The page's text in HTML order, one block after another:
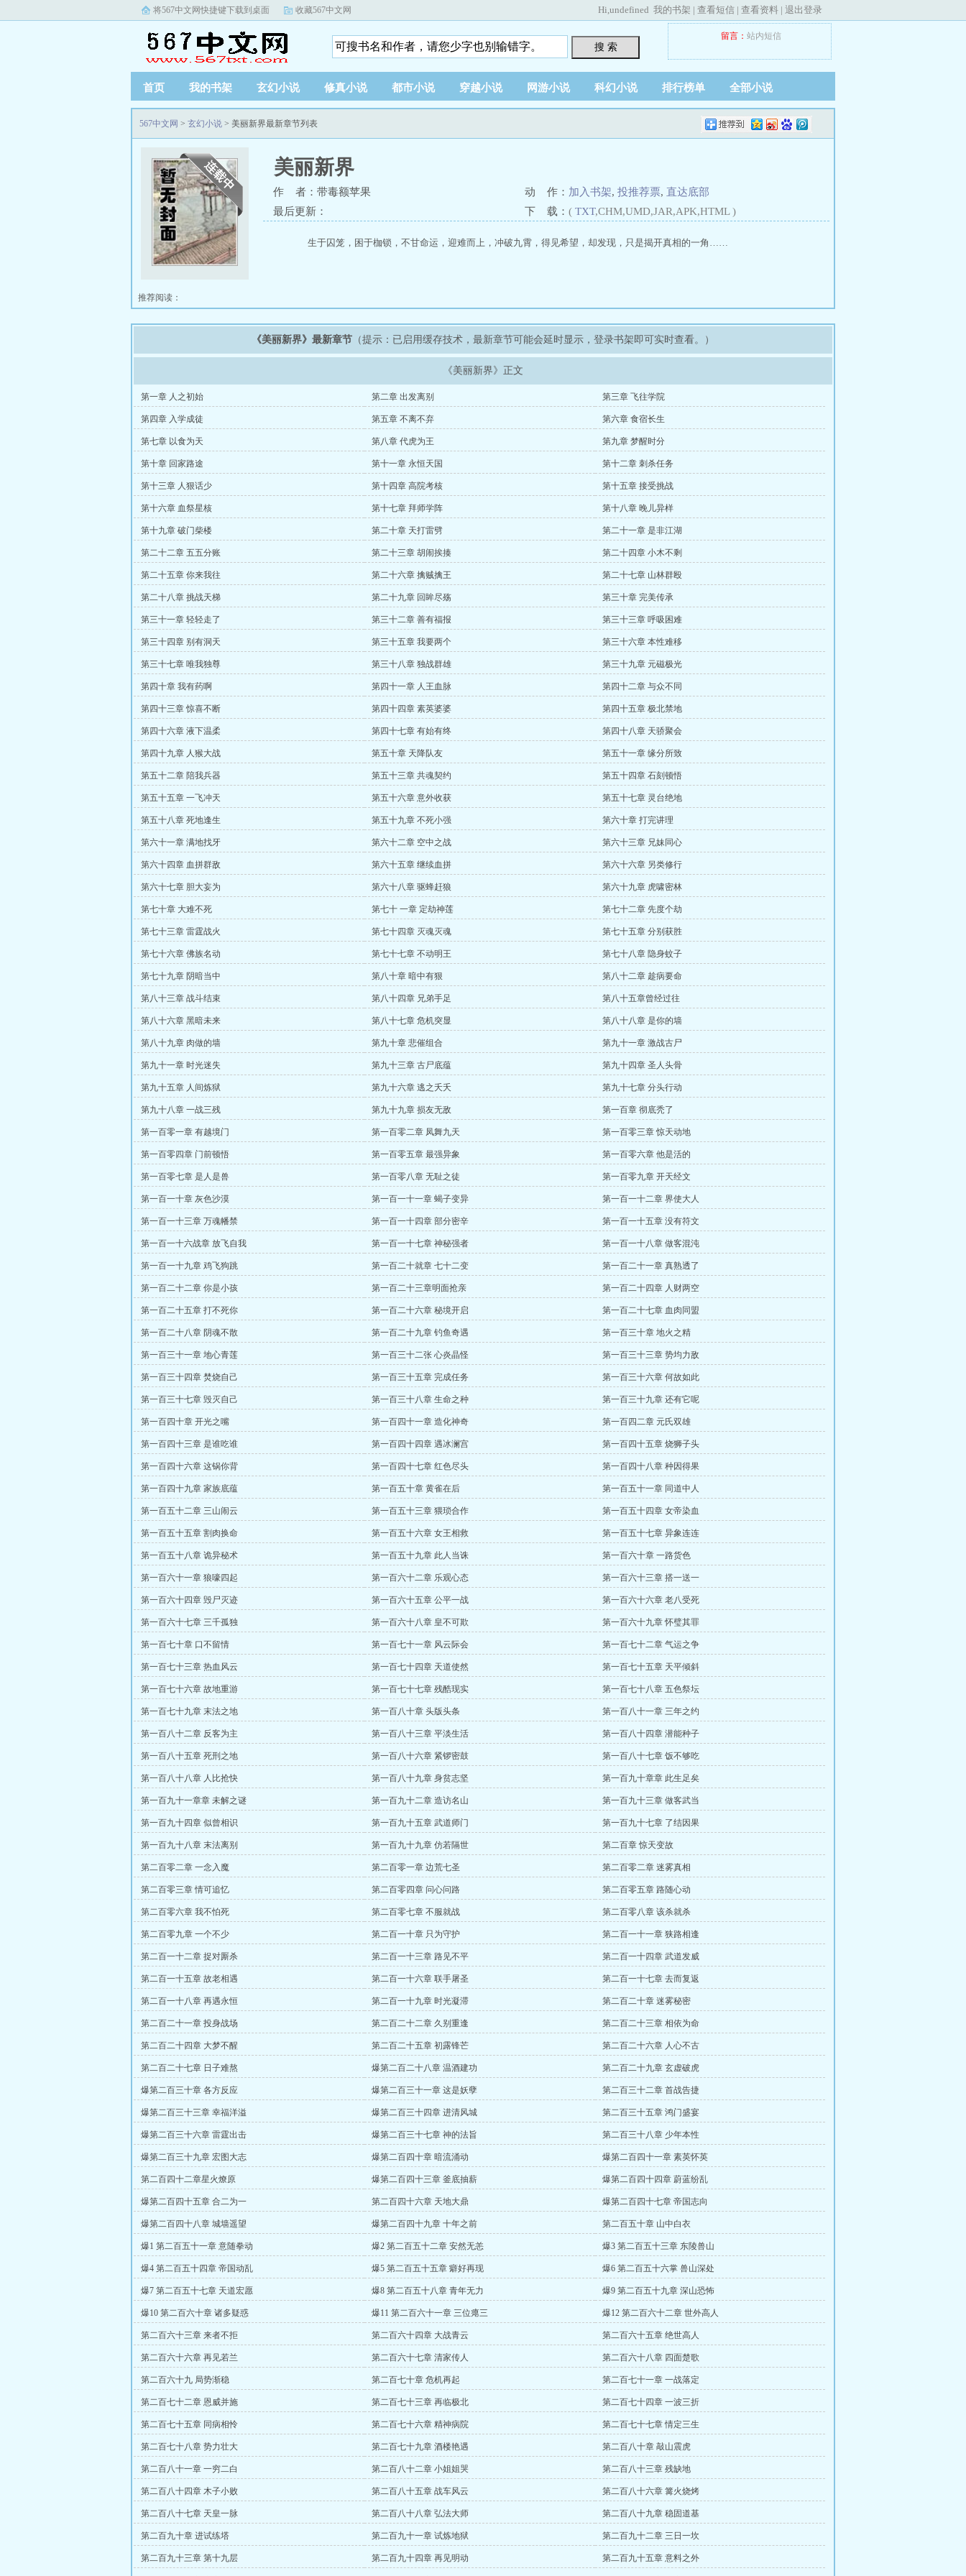
将567中文网快捷键下载到桌面 收藏567中文网 Hi,undefined 我的书架 | 查看短信 | 查看资料 | 退出登录
搜 索
留言： 站内短信
首页 我的书架 玄幻小说 修真小说 都市小说 穿越小说 网游小说 科幻小说 排行榜单 全部小说
567中文网 > 玄幻小说 > 美丽新界最新章节列表
美丽新界
作 者：带毒额苹果 动 作： 加入书架, 投推荐票, 直达底部
最后更新：
下 载： ( TXT,CHM,UMD,JAR,APK,HTML )
生于囚笼，困于枷锁，不甘命运，迎难而上，冲破九霄，得见希望，却发现，只是揭开真相的一角……
推荐阅读：
《美丽新界》最新章节 （提示：已启用缓存技术，最新章节可能会延时显示，登录书架即可实时查看。）
《美丽新界》正文
第一章 人之初始 第二章 出发离别 第三章 飞往学院
第四章 入学成徒 第五章 不离不弃 第六章 食宿长生
第七章 以食为天 第八章 代虎为王 第九章 梦醒时分
第十章 回家路途 第十一章 永恒天国 第十二章 刺杀任务
第十三章 人狠话少 第十四章 高院考核 第十五章 接受挑战
第十六章 血祭星核 第十七章 拜师学阵 第十八章 晚儿异样
第十九章 破门柴楼 第二十章 天打雷劈 第二十一章 是非江湖
第二十二章 五五分账 第二十三章 胡闹挨揍 第二十四章 小木不剩
第二十五章 你来我往 第二十六章 擒贼擒王 第二十七章 山林群殴
第二十八章 挑战天梯 第二十九章 回眸尽殇 第三十章 完美传承
第三十一章 轻轻走了 第三十二章 善有福报 第三十三章 呼吸困难
第三十四章 别有洞天 第三十五章 我要两个 第三十六章 本性难移
第三十七章 唯我独尊 第三十八章 独战群雄 第三十九章 元磁极光
第四十章 我有药啊 第四十一章 人王血脉 第四十二章 与众不同
第四十三章 惊喜不断 第四十四章 素英婆婆 第四十五章 极北禁地
第四十六章 液下温柔 第四十七章 有始有终 第四十八章 天骄聚会
第四十九章 人猴大战 第五十章 天降队友 第五十一章 缘分所致
第五十二章 陪我兵器 第五十三章 共魂契约 第五十四章 石刻顿悟
第五十五章 一飞冲天 第五十六章 意外收获 第五十七章 灵台绝地
第五十八章 死地逢生 第五十九章 不死小强 第六十章 打完讲理
第六十一章 满地找牙 第六十二章 空中之战 第六十三章 兄妹同心
第六十四章 血拼群敌 第六十五章 继续血拼 第六十六章 另类修行
第六十七章 胆大妄为 第六十八章 驱蜂赶狼 第六十九章 虎啸密林
第七十章 大难不死 第七十 一章 定劫神莲 第七十二章 先度个劫
第七十三章 雷霆战火 第七十四章 灭魂灭魂 第七十五章 分别获胜
第七十六章 佛族名动 第七十七章 不动明王 第七十八章 隐身蚊子
第七十九章 阴暗当中 第八十章 暗中有狠 第八十二章 趁病要命
第八十三章 战斗结束 第八十四章 兄弟手足 第八十五章曾经过往
第八十六章 黑暗未来 第八十七章 危机突显 第八十八章 是你的墙
第八十九章 肉做的墙 第九十章 悲催组合 第九十一章 激战古尸
第九十一章 时光迷失 第九十三章 古尸底蕴 第九十四章 圣人头骨
第九十五章 人间炼狱 第九十六章 逃之夭夭 第九十七章 分头行动
第九十八章 一战三残 第九十九章 损友无敌 第一百章 彻底秃了
第一百零一章 有越境门 第一百零二章 凤舞九天 第一百零三章 惊天动地
第一百零四章 门前顿悟 第一百零五章 最强异象 第一百零六章 他是活的
第一百零七章 是人是兽 第一百零八章 无耻之徒 第一百零九章 开天经文
第一百一十章 灰色沙漠 第一百一十一章 蝎子变异 第一百一十二章 界使大人
第一百一十三章 万魂幡禁 第一百一十四章 部分密辛 第一百一十五章 没有符文
第一百一十六战章 放飞自我 第一百一十七章 神秘强者 第一百一十八章 做客混沌
第一百一十九章 鸡飞狗跳 第一百二十就章 七十二变 第一百二十一章 真熟透了
第一百二十二章 你是小孩 第一百二十三章明面抢亲 第一百二十四章 人财两空
第一百二十五章 打不死你 第一百二十六章 秘境开启 第一百二十七章 血肉同盟
第一百二十八章 阴魂不散 第一百二十九章 钓鱼奇遇 第一百三十章 地火之精
第一百三十一章 地心青莲 第一百三十二张 心炎晶怪 第一百三十三章 势均力敌
第一百三十四章 焚烧自己 第一百三十五章 完成任务 第一百三十六章 何故如此
第一百三十七章 毁灭自己 第一百三十八章 生命之种 第一百三十九章 还有它呢
第一百四十章 开光之嘴 第一百四十一章 造化神奇 第一百四二章 元氏双雄
第一百四十三章 是谁吃谁 第一百四十四章 遇冰澜宫 第一百四十五章 烧狮子头
第一百四十六章 这锅你背 第一百四十七章 红色尽头 第一百四十八章 种因得果
第一百四十九章 家族底蕴 第一百五十章 黄雀在后 第一百五十一章 同道中人
第一百五十二章 三山闹云 第一百五十三章 猥琐合作 第一百五十四章 女帝染血
第一百五十五章 割肉换命 第一百五十六章 女王相救 第一百五十七章 异象连连
第一百五十八章 诡异秘术 第一百五十九章 此人当诛 第一百六十章 一路货色
第一百六十一章 狼嚎四起 第一百六十二章 乐观心态 第一百六十三章 搭一送一
第一百六十四章 毁尸灭迹 第一百六十五章 公平一战 第一百六十六章 老八受死
第一百六十七章 三千孤独 第一百六十八章 皇不可欺 第一百六十九章 怀璧其罪
第一百七十章 口不留情 第一百七十一章 风云际会 第一百七十二章 气运之争
第一百七十三章 热血风云 第一百七十四章 天道使然 第一百七十五章 天平倾斜
第一百七十六章 故地重游 第一百七十七章 残酷现实 第一百七十八章 五色祭坛
第一百七十九章 末法之地 第一百八十章 头版头条 第一百八十一章 三年之约
第一百八十二章 反客为主 第一百八十三章 平淡生活 第一百八十四章 潜能种子
第一百八十五章 死刑之地 第一百八十六章 紧锣密鼓 第一百八十七章 饭不够吃
第一百八十八章 人比抢快 第一百八十九章 身贫志坚 第一百九十章章 此生足矣
第一百九十一章章 未解之谜 第一百九十二章 造访名山 第一百九十三章 做客武当
第一百九十四章 似曾相识 第一百九十五章 武道师门 第一百九十七章 了结因果
第一百九十八章 末法离别 第一百九十九章 仿若隔世 第二百章 惊天变故
第二百零二章 一念入魔 第二百零一章 边荒七圣 第二百零二章 迷雾真相
第二百零三章 情可追忆 第二百零四章 问心问路 第二百零五章 路随心动
第二百零六章 我不怕死 第二百零七章 不服就战 第二百零八章 该杀就杀
第二百零九章 一个不少 第二百一十章 只为守护 第二百一十一章 狭路相逢
第二百一十二章 捉对厮杀 第二百一十三章 路见不平 第二百一十四章 武道发威
第二百一十五章 故老相遇 第二百一十六章 联手屠圣 第二百一十七章 去而复返
第二百一十八章 再遇永恒 第二百一十九章 时光凝滞 第二百二十章 迷雾秘密
第二百二十一章 投身战场 第二百二十二章 久别重逢 第二百二十三章 相依为命
第二百二十四章 大梦不醒 第二百二十五章 初露锋芒 第二百二十六章 人心不古
第二百二十七章 日子难熬 爆第二百二十八章 温酒建功 第二百二十九章 玄虚破虎
爆第二百三十章 各方反应 爆第二百三十一章 这是妖孽 第二百三十二章 首战告捷
爆第二百三十三章 幸福洋溢 爆第二百三十四章 进清风城 第二百三十五章 鸿门盛宴
爆第二百三十六章 雷霆出击 爆第二百三十七章 神的法旨 第二百三十八章 少年本性
爆第二百三十九章 宏图大志 爆第二百四十章 暗流涌动 爆第二百四十一章 素英怀英
第二百四十二章星火燎原 爆第二百四十三章 釜底抽薪 爆第二百四十四章 蔚蓝纷乱
爆第二百四十五章 合二为一 第二百四十六章 天地大鼎 爆第二百四十七章 帝国志向
爆第二百四十八章 城墙遥望 爆第二百四十九章 十年之前 第二百五十章 山中白衣
爆1 第二百五十一章 意随拳动 爆2 第二百五十二章 安然无恙 爆3 第二百五十三章 东陵兽山
爆4 第二百五十四章 帝国动乱 爆5 第二百五十五章 癖好再现 爆6 第二百五十六掌 兽山深处
爆7 第二百五十七章 天道宏愿 爆8 第二百五十八章 青年无力 爆9 第二百五十九章 深山恐怖
爆10 第二百六十章 诸多疑惑 爆11 第二百六十一章 三位瘪三 爆12 第二百六十二章 世外高人
第二百六十三章 来者不拒 第二百六十四章 大战青云 第二百六十五章 绝世高人
第二百六十六章 再见若兰 第二百六十七章 清家传人 第二百六十八章 四面楚歌
第二百六十九 局势渐稳 第二百七十章 危机再起 第二百七十一章 一战落定
第二百七十二章 恩威并施 第二百七十三章 再临极北 第二百七十四章 一波三折
第二百七十五章 同病相怜 第二百七十六章 精神病院 第二百七十七章 情定三生
第二百七十八章 势力壮大 第二百七十九章 酒楼艳遇 第二百八十章 敲山震虎
第二百八十一章 一穷二白 第二百八十二章 小姐姐哭 第二百八十三章 残缺地
第二百八十四章 木子小败 第二百八十五章 战车风云 第二百八十六章 篝火烧烤
第二百八十七章 天皇一脉 第二百八十八章 弘法大师 第二百八十九章 稳固道基
第二百九十章 进试练塔 第二百九十一章 试炼地狱 第二百九十二章 三日一坎
第二百九十三章 第十九层 第二百九十四章 再见明动 第二百九十五章 意料之外